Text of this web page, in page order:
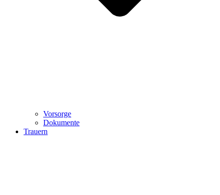
Vorsorge
Dokumente
Trauern